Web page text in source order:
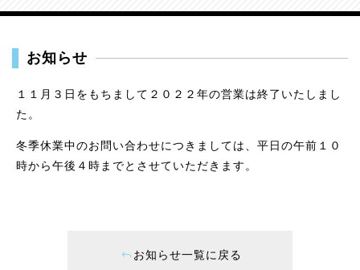
お知らせ
１１月３日をもちまして２０２２年の営業は終了いたしまし
た。
冬季休業中のお問い合わせにつきましては、平日の午前１０
時から午後４時までとさせていただきます。
お知らせ一覧に戻る